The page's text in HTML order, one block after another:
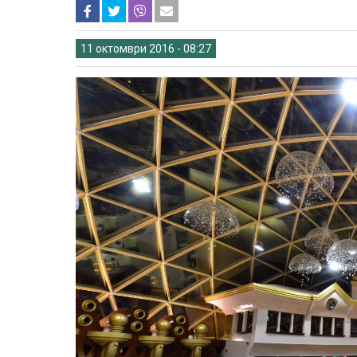
11 октомври 2016 - 08:27